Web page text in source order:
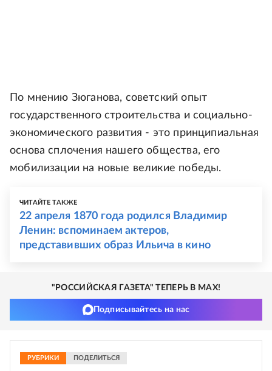
По мнению Зюганова, советский опыт
государственного строительства и социально-
экономического развития - это принципиальная
основа сплочения нашего общества, его
мобилизации на новые великие победы.
ЧИТАЙТЕ ТАКЖЕ
22 апреля 1870 года родился Владимир
Ленин: вспоминаем актеров,
представивших образ Ильича в кино
"РОССИЙСКАЯ ГАЗЕТА" ТЕПЕРЬ В MAX!
Подписывайтесь на нас
РУБРИКИ ПОДЕЛИТЬСЯ